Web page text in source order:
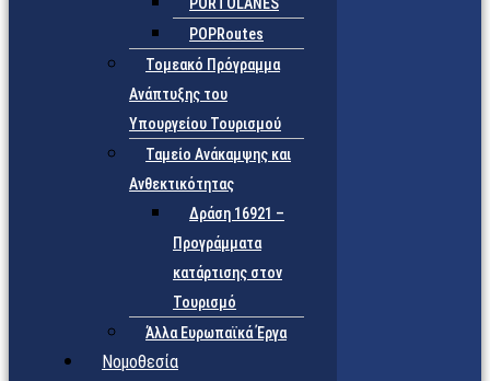
POPRoutes
Τομεακό Πρόγραμμα
Ανάπτυξης του
Υπουργείου Τουρισμού
Ταμείο Ανάκαμψης και
Ανθεκτικότητας
Δράση 16921 –
Προγράμματα
κατάρτισης στον
Τουρισμό
Άλλα Ευρωπαϊκά Έργα
Νομοθεσία